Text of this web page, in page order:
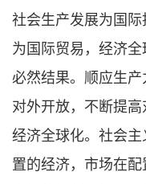
社会生产发展为国
为国际贸易，经济
必然结果。顺应生
对外开放，不断提
经济全球化。社会
置的经济，市场在